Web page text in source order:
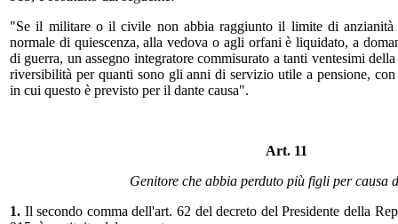
"Se il militare o il civile non abbia raggiunto il limite di anzianità
normale di quiescenza, alla vedova o agli orfani è liquidato, a
di guerra, un assegno integratore commisurato a tanti ventesimi
riversibilità per quanti sono gli anni di servizio utile a pensione,
in cui questo è previsto per il dante causa".
Art. 11
Genitore che abbia perduto più figli per causa
1. Il secondo comma dell'art. 62 del decreto del Presidente della